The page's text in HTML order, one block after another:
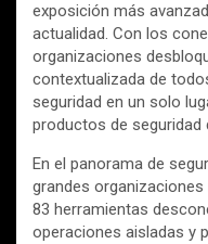
exposición más
actualidad. Con los
organizaciones
contextualizada de
seguridad en un solo
productos de seguridad
En el panorama de
grandes
83 herramientas
operaciones aisladas y